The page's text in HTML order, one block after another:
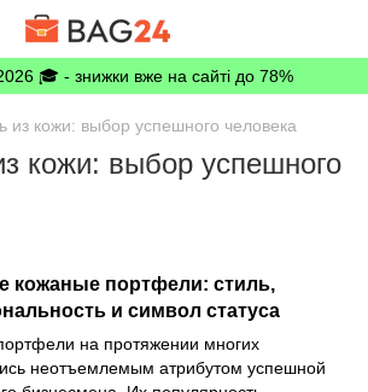
🎓 - знижки вже на сайті до 78%
из кожи: выбор успешного человека
кожи: выбор успешного
кожаные портфели: стиль,
и символ статуса
на протяжении многих
неотъемлемым атрибутом успешной